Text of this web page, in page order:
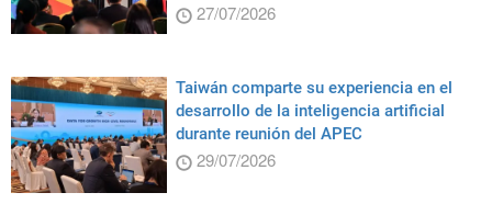
27/07/2026
Taiwán comparte su experiencia en el
desarrollo de la inteligencia artificial
durante reunión del APEC
29/07/2026